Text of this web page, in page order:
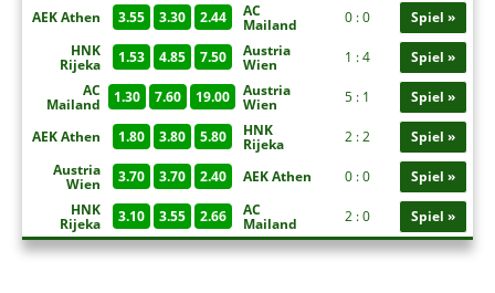
AEK Athen 3.55 3.30 2.44 AC
Mailand 0 : 0
Spiel »
HNK
Rijeka 1.53 4.85 7.50 Austria
Wien 1 : 4
Spiel »
AC
Mailand 1.30 7.60 19.00 Austria
Wien 5 : 1 Spiel »
AEK Athen 1.80 3.80 5.80 HNK
Rijeka 2 : 2
Spiel »
Austria
Wien 3.70 3.70 2.40 AEK Athen 0 : 0
Spiel »
HNK
Rijeka 3.10 3.55 2.66 AC
Mailand 2 : 0 Spiel »